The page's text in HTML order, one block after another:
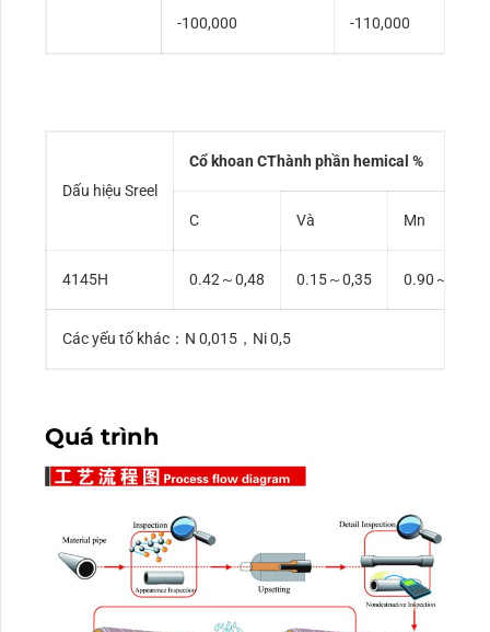
-100,000
-110,000
Dấu hiệu Sreel
Cổ khoanCThành phần hemical %
C Và Mn
4145H 0.42～0,48 0.15～0,35 0.90～1,20
Các yếu tố khác：N 0,015，Ni 0,5
Quá trình